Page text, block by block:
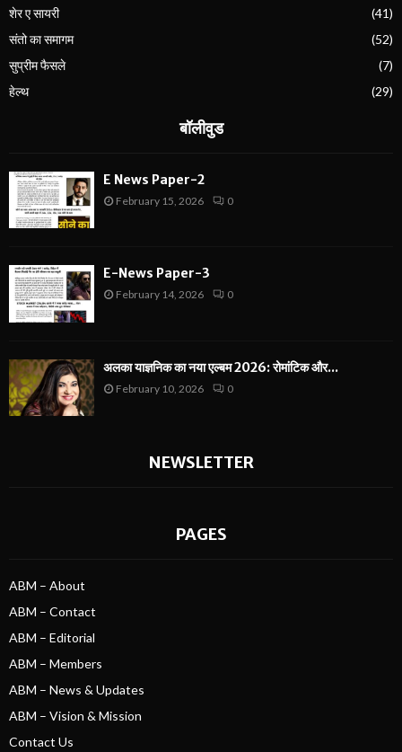
शेर ए सायरी
(41)
संतो का समागम
(52)
सुप्रीम फैसले
(7)
हेल्थ
(29)
बॉलीवुड
E News Paper-2
February 15, 2026 0
E-News Paper-3
February 14, 2026 0
अलका याज्ञनिक का नया एल्बम 2026: रोमांटिक और...
February 10, 2026 0
NEWSLETTER
PAGES
ABM – About
ABM – Contact
ABM – Editorial
ABM – Members
ABM – News & Updates
ABM – Vision & Mission
Contact Us